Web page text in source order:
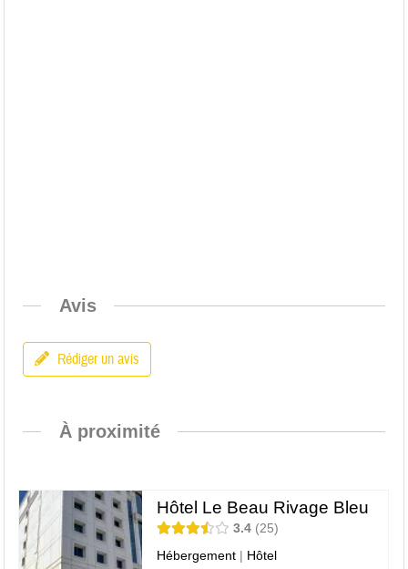
Avis
Rédiger un avis
À proximité
Hôtel Le Beau Rivage Bleu
3.4 25
Hébergement | Hôtel